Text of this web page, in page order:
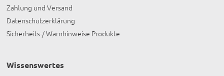
Zahlung und Versand
Datenschutzerklärung
Sicherheits-/ Warnhinweise Produkte
Wissenswertes